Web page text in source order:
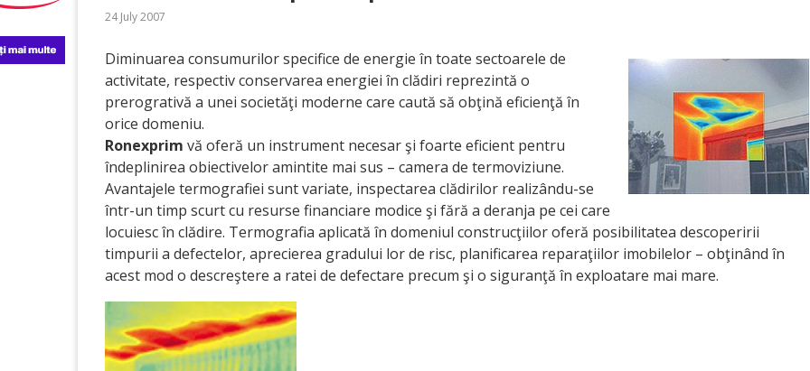
24 July 2007
Diminuarea consumurilor specifice de energie în toate sectoarele de
activitate, respectiv conservarea energiei în clădiri reprezintă o
prerogrativă a unei societăţi moderne care caută să obţină eficienţă în
orice domeniu.
Ronexprim vă oferă un instrument necesar şi foarte eficient pentru
îndeplinirea obiectivelor amintite mai sus – camera de termoviziune.
Avantajele termografiei sunt variate, inspectarea clădirilor realizându-se
într-un timp scurt cu resurse financiare modice şi fără a deranja pe cei care
locuiesc în clădire. Termografia aplicată în domeniul construcţiilor oferă posibilitatea descoperirii
timpurii a defectelor, aprecierea gradului lor de risc, planificarea reparaţiilor imobilelor – obţinând în
acest mod o descreştere a ratei de defectare precum şi o siguranţă în exploatare mai mare.